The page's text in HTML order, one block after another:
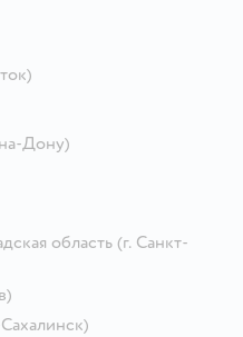
Дону)
область (г. Санкт-